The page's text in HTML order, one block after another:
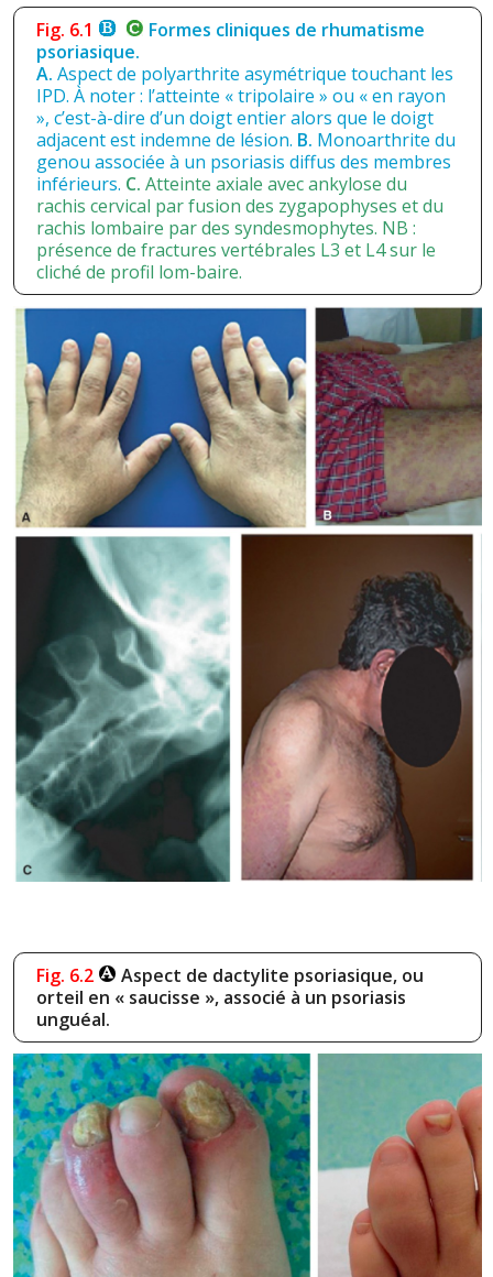
Fig. 6.1
Formes cliniques de rhumatisme
psoriasique.
A. Aspect de polyarthrite asymétrique touchant les
IPD. À noter : l’atteinte « tripolaire » ou « en rayon
», c’est-à-dire d’un doigt entier alors que le doigt
adjacent est indemne de lésion. B. Monoarthrite du
genou associée à un psoriasis diffus des membres
inférieurs. C. Atteinte axiale avec ankylose du
rachis cervical par fusion des zygapophyses et du
rachis lombaire par des syndesmophytes. NB :
présence de fractures vertébrales L3 et L4 sur le
cliché de profil lom-baire.
Fig. 6.2
Aspect de dactylite psoriasique, ou
orteil en « saucisse », associé à un psoriasis
unguéal.